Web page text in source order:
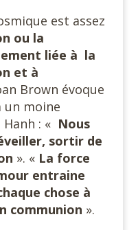
est assez
ou la
liée à la
et à
Brown évoque
moine
: « Nous
sortir de
». « La force
entraine
chose à
communion ».